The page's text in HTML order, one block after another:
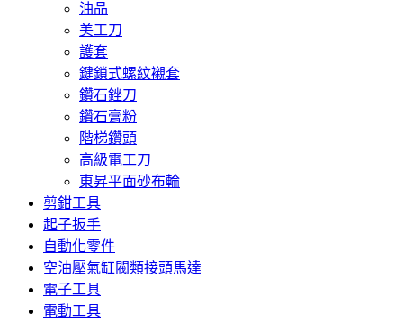
油品
美工刀
護套
鍵鎖式螺紋襯套
鑽石銼刀
鑽石膏粉
階梯鑽頭
高級電工刀
東昇平面砂布輪
剪鉗工具
起子扳手
自動化零件
空油壓氣缸閥類接頭馬達
電子工具
電動工具